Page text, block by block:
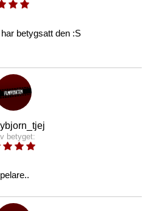
betygsatt den :S
betyget: